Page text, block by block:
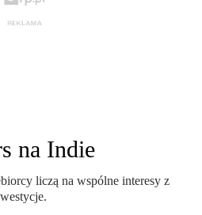
na Indie
liczą na wspólne interesy z